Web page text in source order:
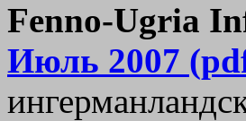
Fenno-Ugria
Июль 2007